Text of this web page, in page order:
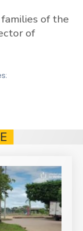
of the
of